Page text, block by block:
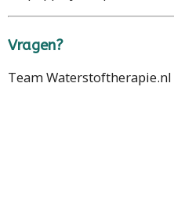
Vragen?
Team